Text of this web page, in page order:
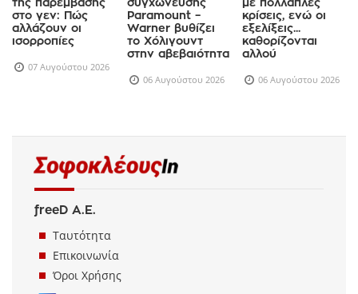
της παρέμβασης
στο γεν: Πώς
αλλάζουν οι
ισορροπίες
07 Αυγούστου 2026
συγχώνευσης
Paramount –
Warner βυθίζει
το Χόλιγουντ
στην αβεβαιότητα
06 Αυγούστου 2026
με πολλαπλές
κρίσεις, ενώ οι
εξελίξεις...
καθορίζονται
αλλού
06 Αυγούστου 2026
freeD Α.Ε.
Ταυτότητα
Επικοινωνία
Όροι Χρήσης